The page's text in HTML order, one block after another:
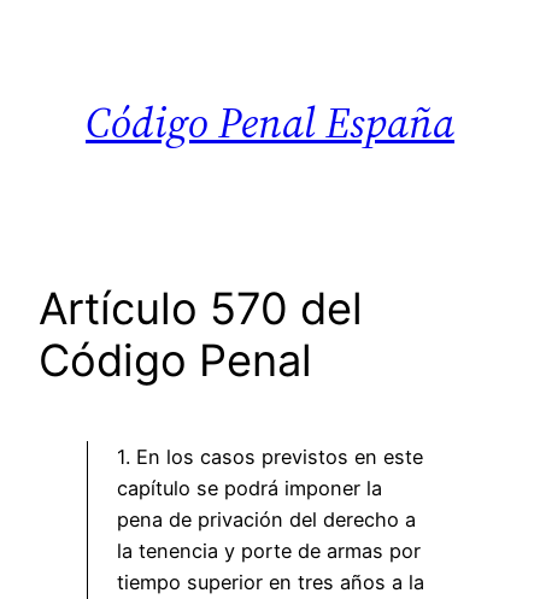
Código Penal España
Artículo 570 del
Código Penal
1. En los casos previstos en este
capítulo se podrá imponer la
pena de privación del derecho a
la tenencia y porte de armas por
tiempo superior en tres años a la